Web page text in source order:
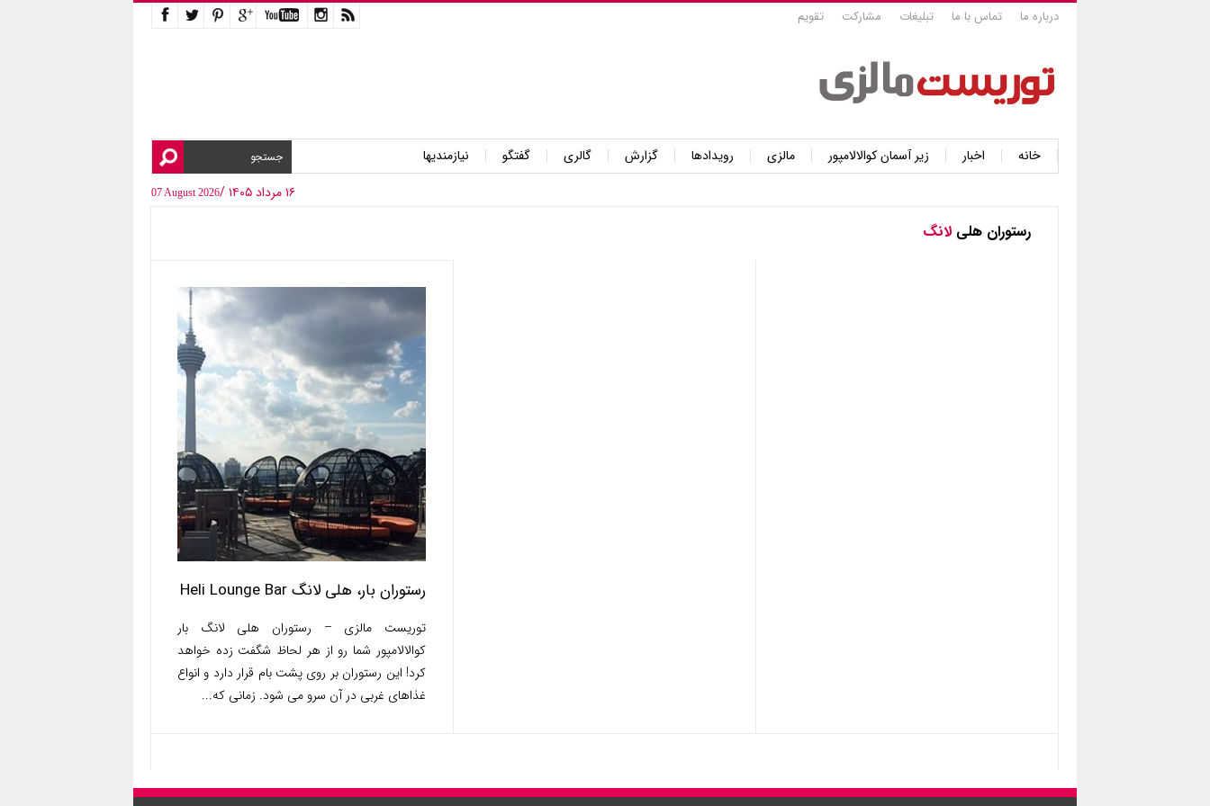
درباره ما تماس با ما تبلیغات مشارکت تقویم
خانه اخبار زیر آسمان کوالالامپور مالزی رویدادها گزارش گالری گفتگو
نیازمندیها
۱۶ مرداد ۱۴۰۵ /
07 August 2026
رستوران هلی لانگ
رستوران بار، هلی لانگ Heli Lounge Bar
توریست مالزی – رستوران هلی لانگ بار
کوالالامپور شما رو از هر لحاظ شگفت زده خواهد
کرد! این رستوران بر روی پشت بام قرار دارد و انواع
غذاهای غربی در آن سرو می شود. زمانی که...